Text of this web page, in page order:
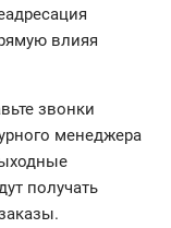
влияя
звонки
менеджера
получать